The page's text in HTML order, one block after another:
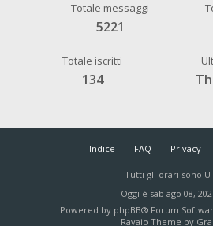
Totale messaggi
5221
Totale iscritti
134
Indice FAQ Privacy
Tutti gli orari sono
Oggi è sab ago 08,
Powered by phpBB® Forum
Ravaio Theme by